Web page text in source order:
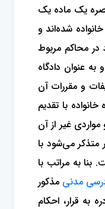
یک ماده یک
خانواده شده‌اند و
در محاکم مربوط
عنوان دادگاه
و مقررات آن
که مقرر نموده رسیدگی در دادگاه خانواده با تقدیم
غیر از آن
متذکر می‌شود با
بنا به مراتب با
مذکور
قرار، احکام